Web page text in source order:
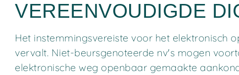
VEREENVOUDIGDE
Het instemmingsvereiste voor het elektronisch
vervalt. Niet-beursgenoteerde nv's mogen
elektronische weg openbaar gemaakte